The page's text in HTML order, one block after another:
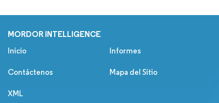
MORDOR INTELLIGENCE
Inicio Informes
Contáctenos Mapa del Sitio
XML